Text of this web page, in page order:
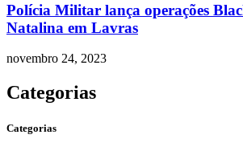
Polícia Militar lança operações
Natalina em Lavras
novembro 24, 2023
Categorias
Categorias